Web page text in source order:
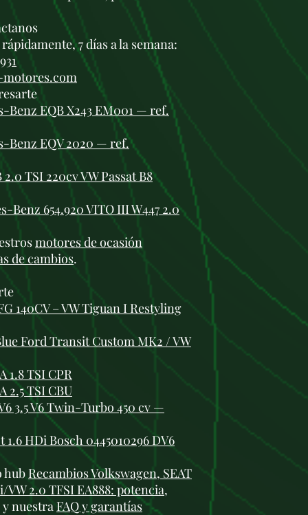
7 días a la semana:
EQB X243 EM001 — ref.
Benz EQV 2020 — ref.
TSI 220cv VW Passat B8
654.920 VITO III W447 2.0
motores de ocasión
de cambios.
140CV – VW Tiguan I Restyling
Ford Transit Custom MK2 / VW
1.8 TSI CPR
2.5 TSI CBU
3.5 V6 Twin-Turbo 450 cv —
HDi Bosch 0445010296 DV6
hub Recambios Volkswagen, SEAT
2.0 TFSI EA888: potencia,
nuestraFAQ y garantías